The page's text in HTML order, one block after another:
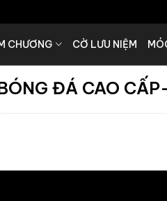
CHƯƠNG CỜ LƯU NIỆM
ĐÁ CAO